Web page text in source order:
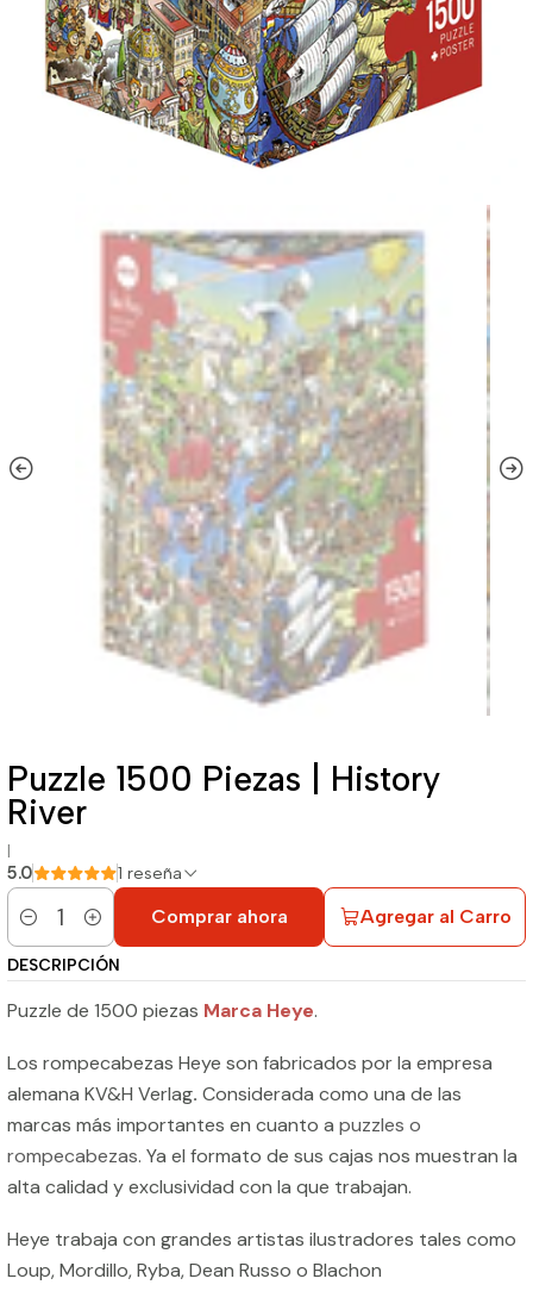
Puzzle 1500 Piezas | History
River
|
5.0 1 reseña
Cantidad
Agregar al Carro
Comprar ahora
DESCRIPCIÓN
Puzzle de 1500 piezas Marca Heye.
Los rompecabezas Heye son fabricados por la empresa
alemana KV&H Verlag. Considerada como una de las
marcas más importantes en cuanto a puzzles o
rompecabezas. Ya el formato de sus cajas nos muestran la
alta calidad y exclusividad con la que trabajan.
Heye trabaja con grandes artistas ilustradores tales como
Loup, Mordillo, Ryba, Dean Russo o Blachon